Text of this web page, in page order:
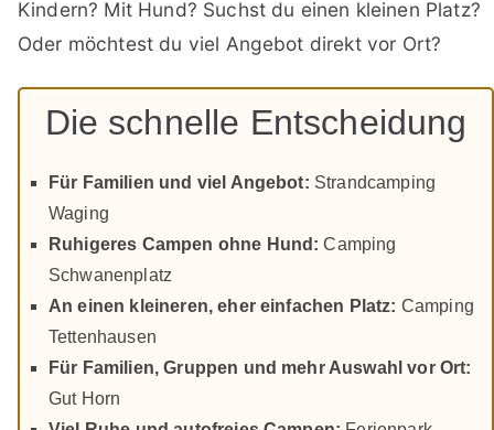
Kindern? Mit Hund? Suchst du einen kleinen Platz?
Oder möchtest du viel Angebot direkt vor Ort?
Die schnelle Entscheidung
Für Familien und viel Angebot: Strandcamping
Waging
Ruhigeres Campen ohne Hund: Camping
Schwanenplatz
An einen kleineren, eher einfachen Platz: Camping
Tettenhausen
Für Familien, Gruppen und mehr Auswahl vor Ort:
Gut Horn